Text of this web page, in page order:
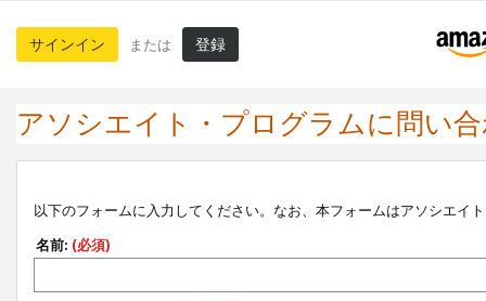
サインイン または 登録
アソシエイト・プログラムに問い
以下のフォームに入力してください。なお、本フォームはアソシエイ
名前: (必須)